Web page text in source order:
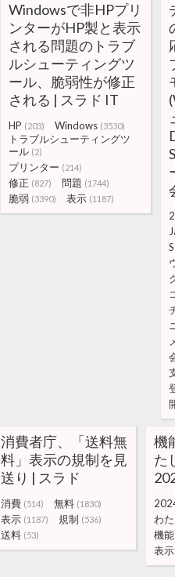
Windowsで非HPプリ
ンターがHP製と表示
される問題のトラブ
ルシューティングツ
ール、脆弱性が修正
される | スラド IT
HP (203) Windows (3530)
トラブルシューティングツ
ール (2)
プリンター (214)
修正 (827) 問題 (1744)
脆弱 (3390) 表示 (1187)
消費者庁、「送料無
料」表示の規制を見
送り | スラド
消費 (514) 無料 (1830)
表示 (1187) 規制 (536)
送料 (53)
機
た
わ
機能
表示